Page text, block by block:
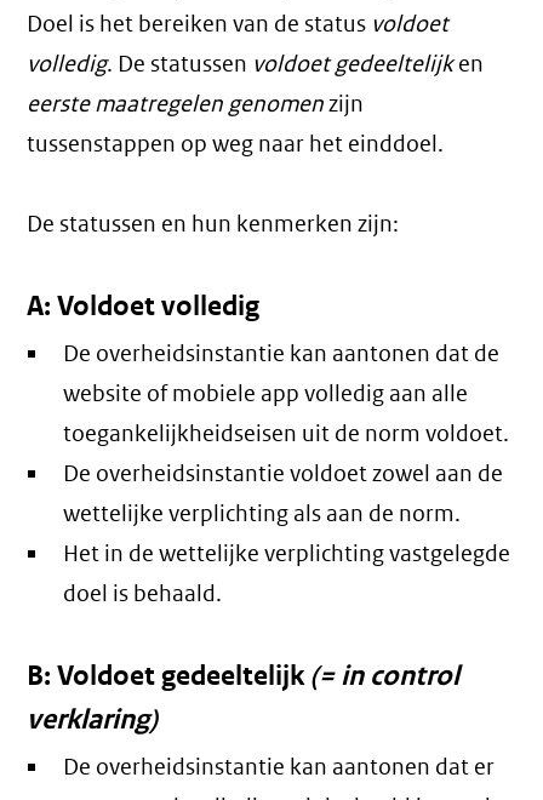
Doel is het bereiken van de status voldoet
volledig. De statussen voldoet gedeeltelijken
eerste maatregelen genomenzijn
tussenstappen op weg naar het einddoel.
De statussen en hun kenmerken zijn:
A: Voldoet volledig
De overheidsinstantie kan aantonen dat de
website of mobiele app volledig aan alle
toegankelijkheidseisen uit de norm voldoet.
De overheidsinstantie voldoet zowel aan de
wettelijke verplichting als aan de norm.
Het in de wettelijke verplichting vastgelegde
doel is behaald.
B: Voldoet gedeeltelijk(= in control
verklaring)
De overheidsinstantie kan aantonen dat er